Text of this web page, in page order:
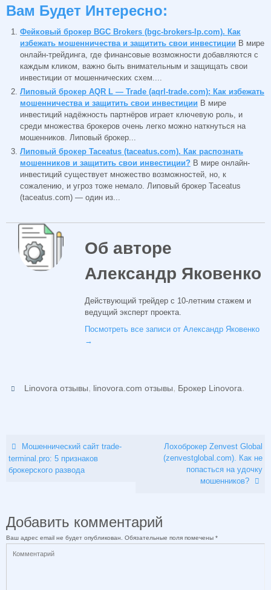
Вам Будет Интересно:
Фейковый брокер BGC Brokers (bgc-brokers-lp.com). Как
избежать мошенничества и защитить свои инвестиции В мире
онлайн-трейдинга, где финансовые возможности добавляются с
каждым кликом, важно быть внимательным и защищать свои
инвестиции от мошеннических схем....
Липовый брокер AQR L — Trade (aqrl-trade.com): Как избежать
мошенничества и защитить свои инвестиции В мире
инвестиций надёжность партнёров играет ключевую роль, и
среди множества брокеров очень легко можно наткнуться на
мошенников. Липовый брокер...
Липовый брокер Taceatus (taceatus.com). Как распознать
мошенников и защитить свои инвестиции? В мире онлайн-
инвестиций существует множество возможностей, но, к
сожалению, и угроз тоже немало. Липовый брокер Taceatus
(taceatus.com) — один из...
Об авторе
Александр Яковенко
Действующий трейдер с 10-летним стажем и
ведущий эксперт проекта.
Посмотреть все записи от Александр Яковенко
→
Linovora отзывы, linovora.com отзывы, Брокер Linovora.
Мошеннический сайт trade-
terminal.pro: 5 признаков
брокерского развода
Лохоброкер Zenvest Global
(zenvestglobal.com). Как не
попасться на удочку
мошенников?
Добавить комментарий
Ваш адрес email не будет опубликован. Обязательные поля помечены *